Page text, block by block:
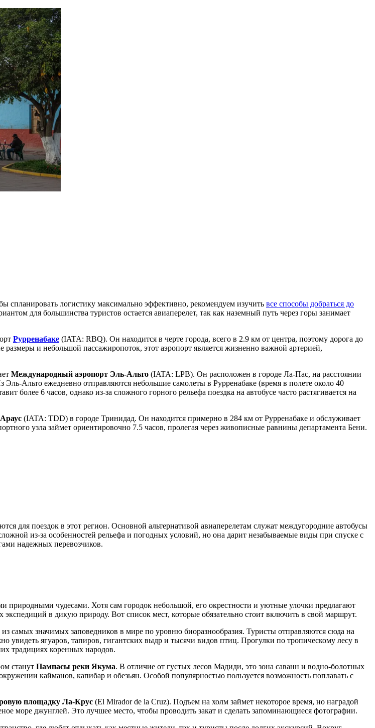
логистику максимально эффективно, рекомендуем изучить все способы добраться до
для большинства туристов остается авиаперелет, так как наземный путь через горы занимает
Рурренабаке (IATA: RBQ). Он находится в черте города, всего в 2.9 км от центра, поэтому дорога до
и небольшой пассажиропоток, этот аэропорт является жизненно важной артерией,
Международный аэропорт Эль-Альто (IATA: LPB). Он расположен в городе Ла-Пас, на расстоянии
Альто ежедневно отправляются небольшие самолеты в Рурренабаке (время в полете около 40
более 6 часов, однако из-за сложного горного рельефа поездка на автобусе часто растягивается на
(IATA: TDD) в городе Тринидад. Он находится примерно в 284 км от Рурренабаке и обслуживает
узла займет ориентировочно 7.5 часов, пролегая через живописные равнины департамента Бени.
для поездок в этот регион. Основной альтернативой авиаперелетам служат междугородние автобусы
из-за особенностей рельефа и погодных условий, но она дарит незабываемые виды при спуске с
надежных перевозчиков.
природными чудесами. Хотя сам городок небольшой, его окрестности и уютные улочки предлагают
в дикую природу. Вот список мест, которые обязательно стоит включить в свой маршрут.
самых значимых заповедников в мире по уровню биоразнообразия. Туристы отправляются сюда на
увидеть ягуаров, тапиров, гигантских выдр и тысячи видов птиц. Прогулки по тропическому лесу в
традициях коренных народов.
станут Пампасы реки Якума. В отличие от густых лесов Мадиди, это зона саванн и водно-болотных
кайманов, капибар и обезьян. Особой популярностью пользуется возможность поплавать с
площадку Ла-Крус (El Mirador de la Cruz). Подъем на холм займет некоторое время, но наградой
море джунглей. Это лучшее место, чтобы проводить закат и сделать запоминающиеся фотографии.